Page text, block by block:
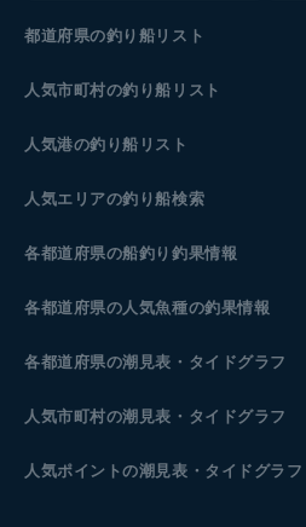
都道府県の釣り船リスト
人気市町村の釣り船リスト
人気港の釣り船リスト
人気エリアの釣り船検索
各都道府県の船釣り釣果情報
各都道府県の人気魚種の釣果情報
各都道府県の潮見表 ・タイドグラフ
人気市町村の潮見表・タイドグラフ
人気ポイントの潮見表・タイドグラフ